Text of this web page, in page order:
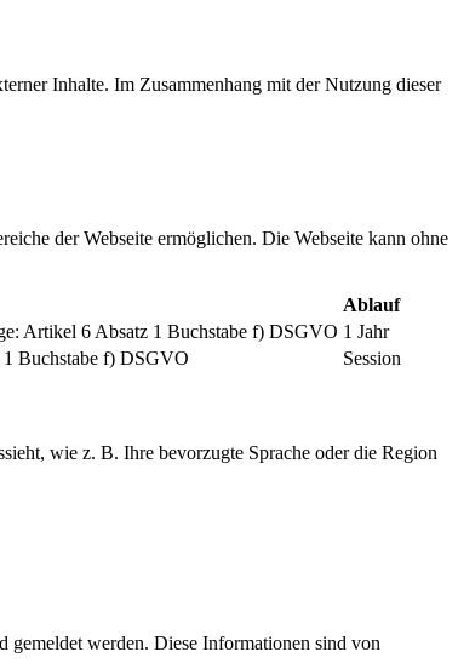
Inhalte. Im Zusammenhang mit der Nutzung dieser
der Webseite ermöglichen. Die Webseite kann ohne
Ablauf
Artikel 6 Absatz 1 Buchstabe f) DSGVO 1 Jahr
1 Buchstabe f) DSGVO Session
wie z. B. Ihre bevorzugte Sprache oder die Region
gemeldet werden. Diese Informationen sind von